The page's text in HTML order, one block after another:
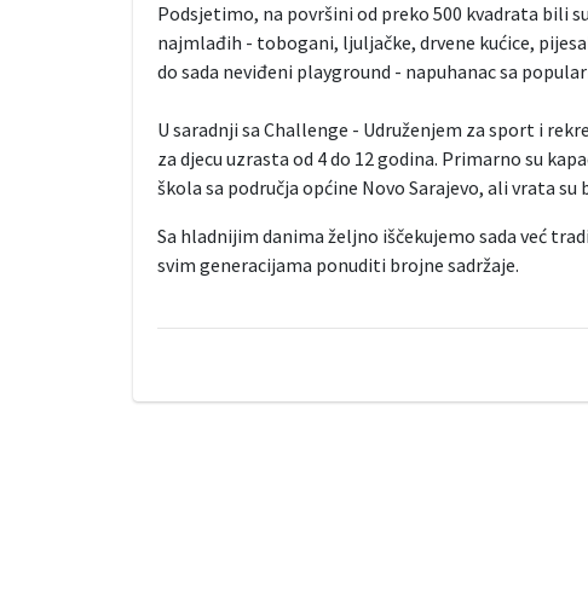
Podsjetimo, na površini od preko 500 kvadrata bili
najmlađih - tobogani, ljuljačke, drvene kućice,
do sada neviđeni playground - napuhanac sa
U saradnji sa Challenge - Udruženjem za sport i
za djecu uzrasta od 4 do 12 godina. Primarno su
škola sa područja općine Novo Sarajevo, ali vrata
Sa hladnijim danima željno iščekujemo sada već
svim generacijama ponuditi brojne sadržaje.